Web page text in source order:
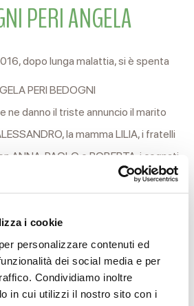
i cookie
personalizzare contenuti ed
dei social media e per
Condividiamo inoltre
in cui utilizzi il nostro sito con i
PERI ANGELA
dopo lunga malattia, si è spenta
PERI BEDOGNI
ne danno il triste annuncio il marito
la mamma LILIA, i fratelli
ANNA, PAOLO e ROBERTA, i cognati
e LUIGI con ELENA, i nipoti
FRANCESCA, FRANCESCO e
ALESSANDRO.
verrà celebrata nel Duomo di Reggio
23 Marzo alle ore 18.30.